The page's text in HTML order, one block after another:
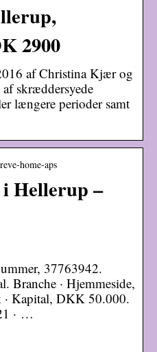
2900
af Christina Kjær og
skræddersyede
længere perioder samt
home-aps
Hellerup –
37763942.
Branche · Hjemmeside,
Kapital, DKK 50.000.
· …